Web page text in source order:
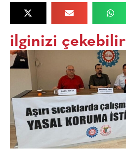
ilginizi çekebilir